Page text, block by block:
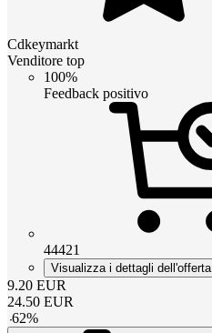
Cdkeymarkt
Venditore top
100%
Feedback positivo
44421
Visualizza i dettagli dell'offerta
9.20 EUR
24.50 EUR
-62%